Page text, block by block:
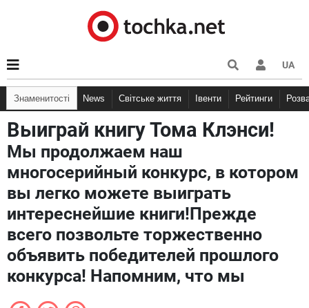
UA
Знаменитості News Світське життя Івенти Рейтинги
Выиграй книгу Тома Клэнси!
Мы продолжаем наш
многосерийный конкурс, в котором
вы легко можете выиграть
интереснейшие книги!Прежде
всего позвольте торжественно
объявить победителей прошлого
конкурса! Напомним, что мы